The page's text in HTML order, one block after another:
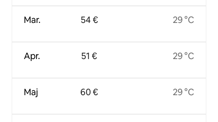
Mar.
Apr.
Maj
54 €
51 €
60 €
29 °C
29 °C
29 °C